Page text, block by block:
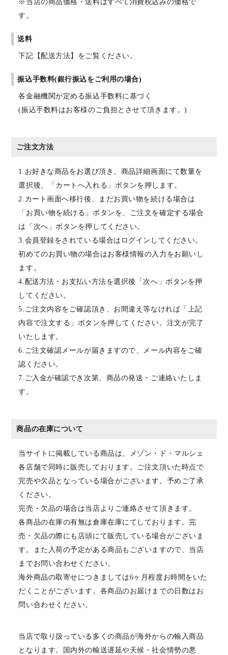
※当店の商品価格・送料はすべて消費税込みの価格で
す。
送料
下記【配送方法】をご覧ください。
振込手数料(銀行振込をご利用の場合)
各金融機関が定める振込手数料に基づく
(振込手数料はお客様のご負担とさせて頂きます。)
ご注文方法
1.お好きな商品をお選び頂き、商品詳細画面にて数量を
選択後、「カートへ入れる」ボタンを押します。
2.カート画面へ移行後、まだお買い物を続ける場合は
「お買い物を続ける」ボタンを、ご注文を確定する場合
は「次へ」ボタンを押してください。
3.会員登録をされている場合はログインしてください。
初めてのお買い物の場合はお客様情報の入力をお願いし
ます。
4.配送方法・お支払い方法を選択後「次へ」ボタンを押
してください。
5.ご注文内容をご確認頂き、お間違え等なければ「上記
内容で注文する」ボタンを押してください。注文が完了
いたします。
6.ご注文確認メールが届きますので、メール内容をご確
認ください。
7.ご入金が確認でき次第、商品の発送・ご連絡いたしま
す。
商品の在庫について
当サイトに掲載している商品は、メゾン・ド・マルシェ
各店舗で同時に販売しております。ご注文頂いた時点で
完売や欠品となっている場合がございます。予めご了承
ください。
完売・欠品の場合は当店よりご連絡させて頂きます。
各商品の在庫の有無は倉庫在庫にてしております。完
売・欠品の際にも店頭にて販売している場合がございま
す。また入荷の予定がある商品もございますので、当店
までお問い合わせください。
海外商品の取寄せにつきましては6ヶ月程度お時間をいた
だくことがございます。各商品のお届けまでの日数はお
問い合わせください。
当店で取り扱っている多くの商品が海外からの輸入商品
となります。国内外の輸送遅延や天候・社会情勢の悪